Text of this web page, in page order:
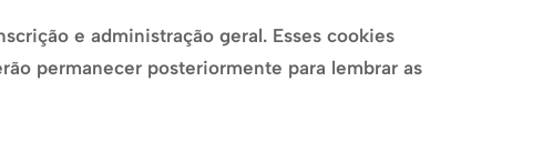
e administração geral. Esses cookies
permanecer posteriormente para lembrar as